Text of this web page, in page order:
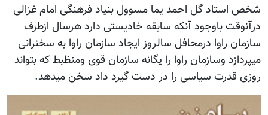
شخص استاد گل احمد یما مسوول بنیاد فرهنگی امام غزالی
درآنوقت باوجود آنکه سابقه خادیستی دارد هرسال ازطرف
سازمان راوا درمحافل سالروز ایجاد سازمان راوا به سخنرانی
میپردازد وسازمان راوا را یگانه سازمان قوی ومنظبط که بتواند
روزی قدرت سیاسی را در دست گیرد داد سخن میدهد.